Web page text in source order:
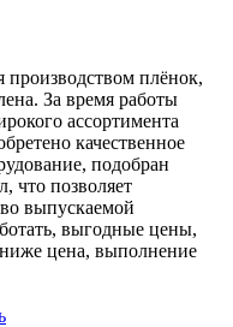
производством плёнок,
За время работы
ассортимента
качественное
подобран
что позволяет
выпускаемой
выгодные цены,
цена, выполнение